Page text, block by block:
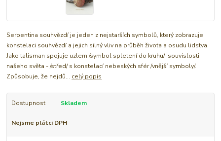
Serpentina souhvězdí je jeden z nejstarších symbolů, který zobrazuje
konstelaci souhvězdí a jejich silný vliv na průběh života a osudu lidstva.
Jako talisman spojuje uzlem /symbol spletení do kruhu/ souvislosti
našeho světa - /střed/ s konstelací nebeských sfér /vnější symboly/.
Způsobuje, že nejdů... celý popis
Dostupnost Skladem
Nejsme plátci DPH